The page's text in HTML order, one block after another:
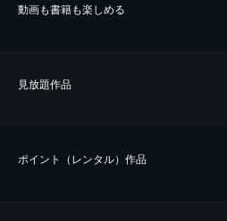
動画も書籍も楽しめる
⾒放題作品
ポイント（レンタル）作品